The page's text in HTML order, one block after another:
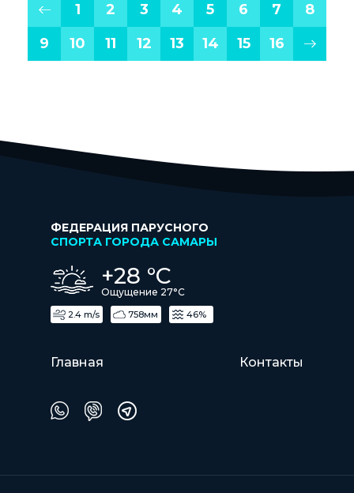
1 2 3 4 5 6 7
8
9
10 11 12 13 14 15 16
ФЕДЕРАЦИЯ ПАРУСНОГО
СПОРТА ГОРОДА САМАРЫ
+28 °С
Ощущение 27°С
2.4 m/s 758мм 46%
Главная Контакты